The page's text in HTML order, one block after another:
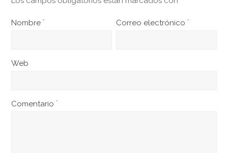
Nombre* Correo electrónico*
Web
Comentario*